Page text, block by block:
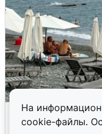
На
cookie-файлы.
Жители и
об атаке